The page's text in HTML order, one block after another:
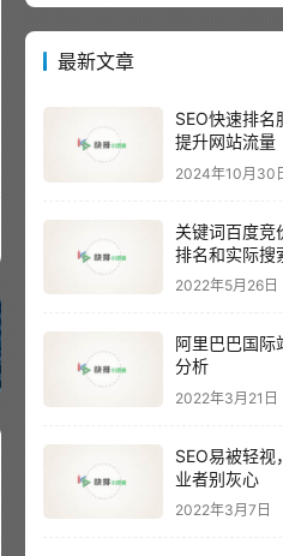
最新文章
SEO快速排名
提升网站流量
2024年10月30
关键词百度竞
排名和实际搜
样？以哪个为
2022年5月26日
阿里巴巴国际
分析
2022年3月21日
SEO易被轻视
业者别灰心
2022年3月7日